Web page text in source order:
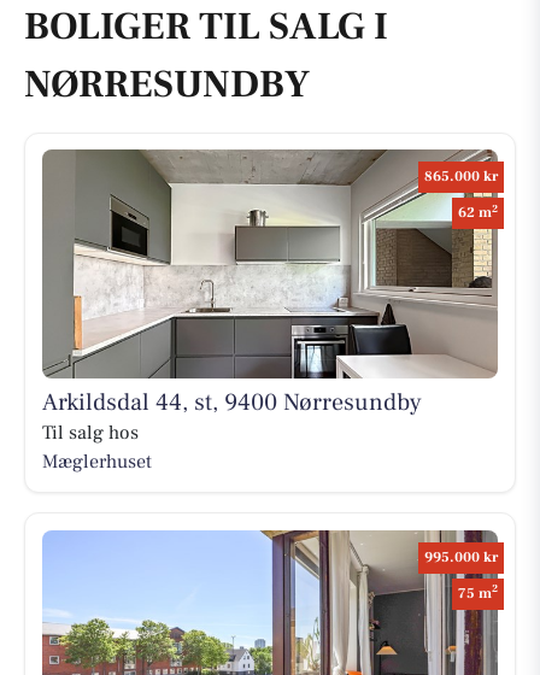
BOLIGER TIL SALG I
NØRRESUNDBY
865.000 kr
62 m2
Arkildsdal 44, st, 9400 Nørresundby
Til salg hos
Mæglerhuset
995.000 kr
75 m2